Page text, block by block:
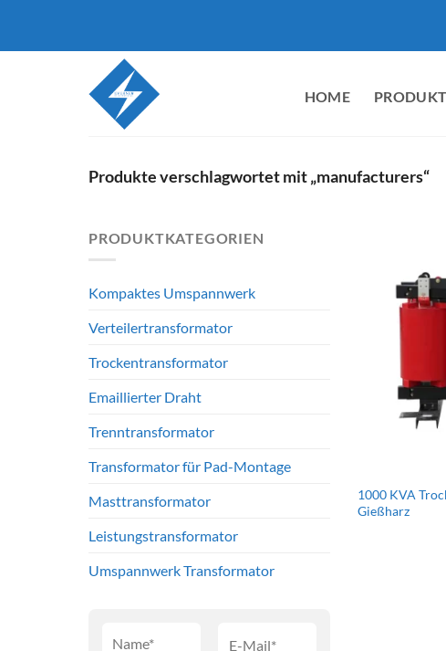
springen
HOME
Produkte verschlagwortet mit „manufacturers“
PRODUKTKATEGORIEN
Kompaktes Umspannwerk
Verteilertransformator
Trockentransformator
Emaillierter Draht
Trenntransformator
Transformator für Pad-Montage
Masttransformator
Leistungstransformator
Umspannwerk Transformator
1000 KVA
Gießharz